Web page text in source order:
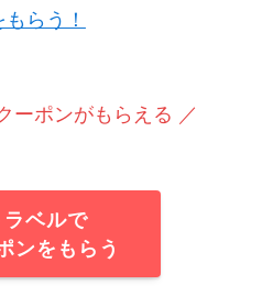
らう！
ーポンがもらえる ／
ベルで
ンをもらう